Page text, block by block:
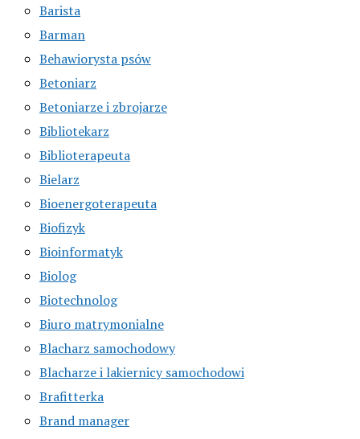
Barista
Barman
Behawiorysta psów
Betoniarz
Betoniarze i zbrojarze
Bibliotekarz
Biblioterapeuta
Bielarz
Bioenergoterapeuta
Biofizyk
Bioinformatyk
Biolog
Biotechnolog
Biuro matrymonialne
Blacharz samochodowy
Blacharze i lakiernicy samochodowi
Brafitterka
Brand manager